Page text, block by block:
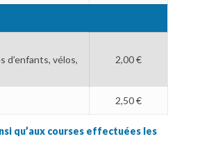
d’enfants, vélos,
2,00 €
2,50 €
qu’aux courses effectuées les